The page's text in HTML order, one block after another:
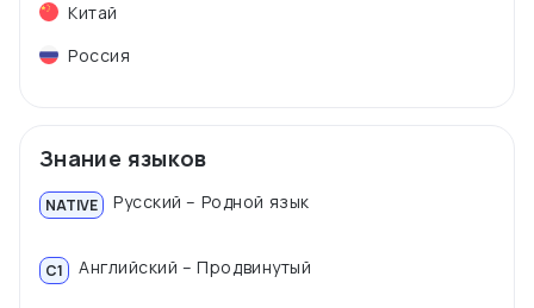
Китай
Россия
Знание языков
NATIVE Русский – Родной язык
C1 Английский – Продвинутый